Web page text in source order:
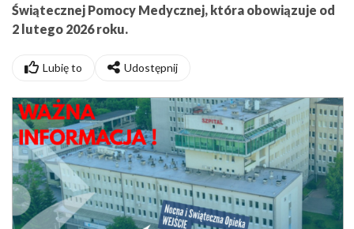
Świątecznej Pomocy Medycznej, która obowiązuje od
2 lutego 2026 roku.
Lubię to Udostępnij